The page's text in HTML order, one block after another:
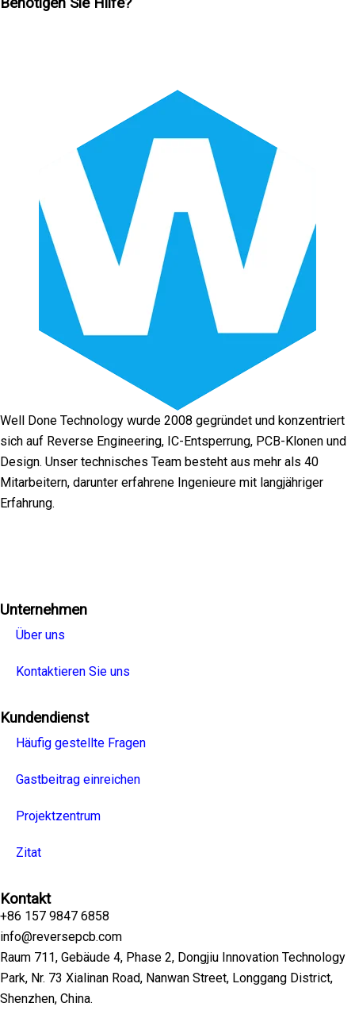
Well Done Technology wurde 2008 gegründet und konzentriert
sich auf Reverse Engineering, IC-Entsperrung, PCB-Klonen und
Design. Unser technisches Team besteht aus mehr als 40
Mitarbeitern, darunter erfahrene Ingenieure mit langjähriger
Erfahrung.
Unternehmen
Über uns
Kontaktieren Sie uns
Kundendienst
Häufig gestellte Fragen
Gastbeitrag einreichen
Projektzentrum
Zitat
Kontakt
+86 157 9847 6858
info@reversepcb.com
Raum 711, Gebäude 4, Phase 2, Dongjiu Innovation Technology
Park, Nr. 73 Xialinan Road, Nanwan Street, Longgang District,
Shenzhen, China.